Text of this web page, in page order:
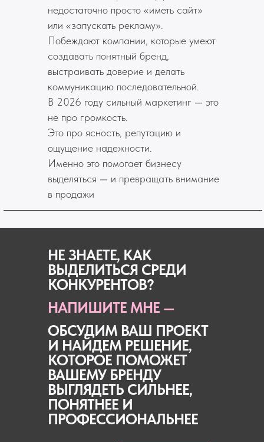
недостаточно просто «иметь сайт»
или «запускать рекламу».
Побеждают компании, которые умеют
создавать понятный бренд,
выстраивать доверие и делать
коммуникацию последовательной.
В 2026 году сильный маркетинг — это
не про громкость.
Это про ясность, репутацию и
ощущение надежности.
Именно это помогает бизнесу
выделяться — и превращать внимание
в продажи
НАПИШИТЕ МНЕ —
ОБСУДИМ ВАШ ПРОЕКТ
И НАЙДЕМ РЕШЕНИЕ,
КОТОРОЕ ПОМОЖЕТ
ВАШЕМУ БРЕНДУ
ВЫГЛЯДЕТЬ СИЛЬНЕЕ,
ПОНЯТНЕЕ И
ПРОФЕССИОНАЛЬНЕЕ
НЕ ЗНАЕТЕ, КАК
ВЫДЕЛИТЬСЯ СРЕДИ
КОНКУРЕНТОВ?